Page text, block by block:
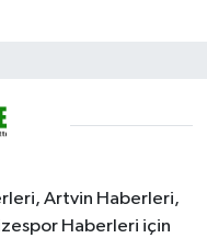
Artvin Haberleri,
Haberleri için